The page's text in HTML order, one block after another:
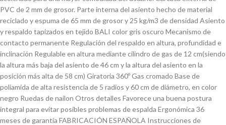
PVC de 2 mm de grosor. Parte interna del asiento hecho de material
reciclado y espuma de 65 mm de grosor y 25 kg/m3 de densidad Asiento
y respaldo tapizados en tejido BALI color gris oscuro Mecanismo de
contacto permanente Regulación del respaldo en altura, profundidad e
inclinación Regulable en altura mediante cilindro de gas de 12 cm(siendo
la altura más baja del asiento de 46 cm y la altura del asiento en la
posición más alta de 58 cm) Giratoria 360º Gas cromado Base de
poliamida de alta resistencia de 5 radios y 60 cm de diámetro, en color
negro Ruedas de nailon Otros detalles Favorece una buena postura
integral para evitar posibles problemas de espalda Ergonómica 36
meses de garantía FABRICACIÓN ESPAÑOLA Instrucciones de